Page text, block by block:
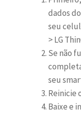
dados
seu
> LG
Se não
seu
Reinicie
Baixe e